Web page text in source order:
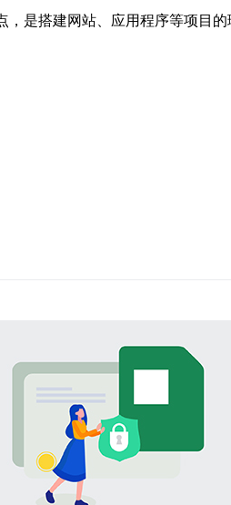
是搭建网站、应用程序等项目